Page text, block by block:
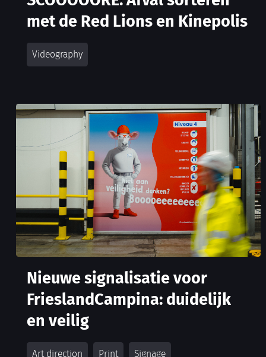
met de Red Lions en Kinepolis
Videography
Nieuwe signalisatie voor
FrieslandCampina: duidelijk
en veilig
Art direction Print Signage